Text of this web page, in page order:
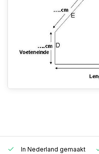
In Nederland gemaakt